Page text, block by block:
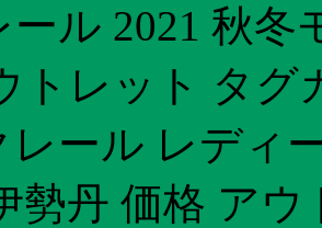
ール 2021 秋
トレット タグ
レール レディ
勢丹 価格 ア